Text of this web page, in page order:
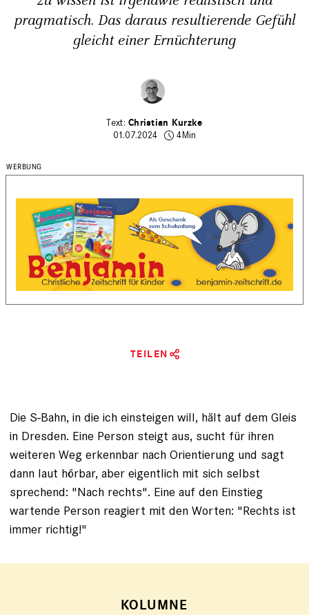
pragmatisch. Das daraus resultierende Gefühl
gleicht einer Ernüchterung
Christian Kurzke
01.07.2024
4Min
TEILEN
Die S-Bahn, in die ich einsteigen will, hält auf dem Gleis
in Dresden. Eine Person steigt aus, sucht für ihren
weiteren Weg erkennbar nach Orientierung und sagt
dann laut hörbar, aber eigentlich mit sich selbst
sprechend: "Nach rechts". Eine auf den Einstieg
wartende Person reagiert mit den Worten: "Rechts ist
immer richtig!"
KOLUMNE